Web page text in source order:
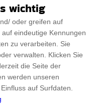
uns
Rabattcode
Friday
wichtig
oder greifen auf
eindeutige Kennungen
zu verarbeiten. Sie
verwalten. Klicken Sie
die Seite der
werden unseren
auf Surfdaten.